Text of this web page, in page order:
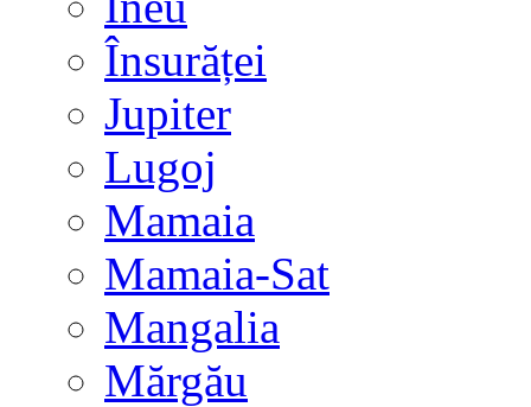
Însurăței
Jupiter
Lugoj
Mamaia
Mamaia-Sat
Mangalia
Mărgău